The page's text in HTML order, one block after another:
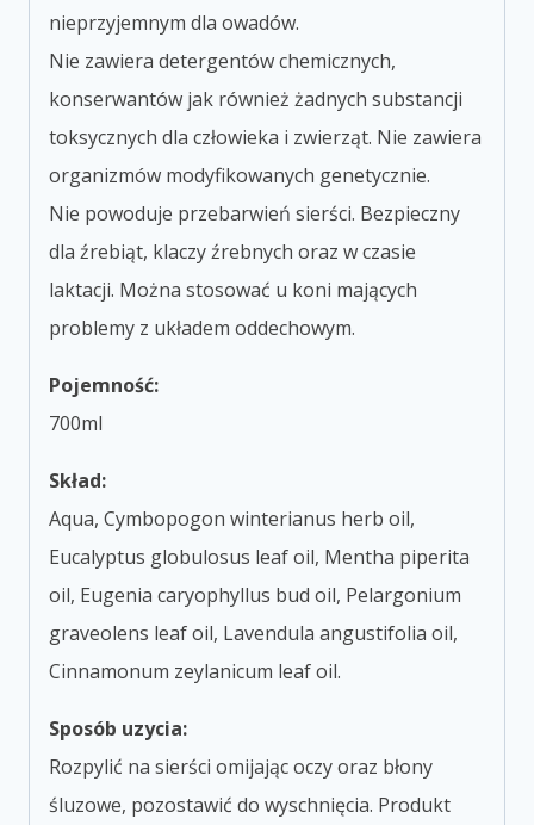
nieprzyjemnym dla owadów.
Nie zawiera detergentów chemicznych,
konserwantów jak również żadnych substancji
toksycznych dla człowieka i zwierząt. Nie zawiera
organizmów modyfikowanych genetycznie.
Nie powoduje przebarwień sierści. Bezpieczny
dla źrebiąt, klaczy źrebnych oraz w czasie
laktacji. Można stosować u koni mających
problemy z układem oddechowym.
Pojemność:
700ml
Skład:
Aqua, Cymbopogon winterianus herb oil,
Eucalyptus globulosus leaf oil, Mentha piperita
oil, Eugenia caryophyllus bud oil, Pelargonium
graveolens leaf oil, Lavendula angustifolia oil,
Cinnamonum zeylanicum leaf oil.
Sposób uzycia:
Rozpylić na sierści omijając oczy oraz błony
śluzowe, pozostawić do wyschnięcia. Produkt